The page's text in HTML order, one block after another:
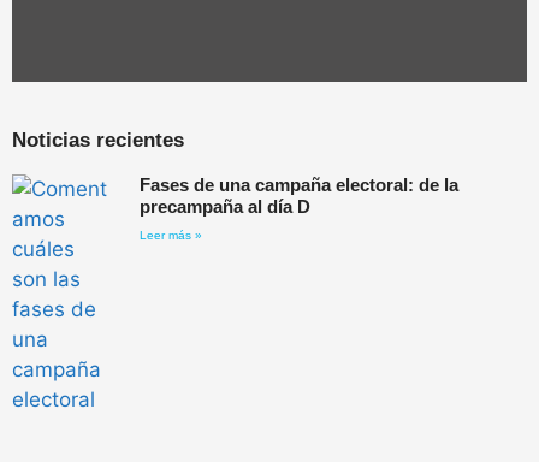
Noticias recientes
Fases de una campaña electoral: de la
precampaña al día D
Leer más »